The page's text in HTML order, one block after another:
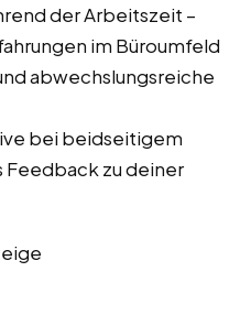
der Arbeitszeit –
im Büroumfeld
abwechslungsreiche
bei beidseitigem
Feedback zu deiner